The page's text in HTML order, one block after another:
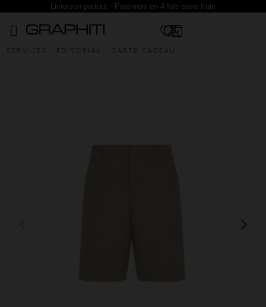
Livraison partout - Paiement en 4 fois sans frais
SERVICES EDITORIAL CARTE CADEAU